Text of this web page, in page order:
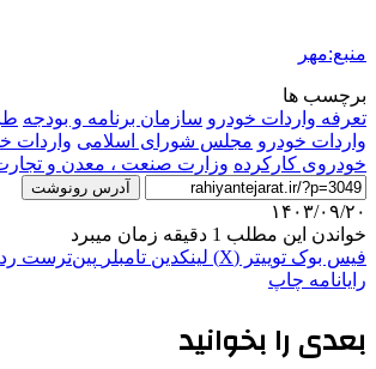
منبع:مهر
برچسب ها
تعرفه واردات خودرو سازمان برنامه و بودجه
واردات خودرو مجلس شورای اسلامی واردات
خودروی کارکرده وزارت صنعت ، معدن و
آدرس رونوشت
۱۴۰۳/۰۹/۲۰
خواندن این مطلب 1 دقیقه زمان میبرد
فیس بوک توییتر (X) لینکدین ‫تامبلر ‫پین‌ترست
رایانامه چاپ
بعدی را بخوانید